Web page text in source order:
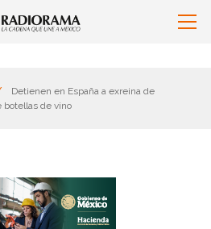
Detienen en España a exreina de
botellas de vino